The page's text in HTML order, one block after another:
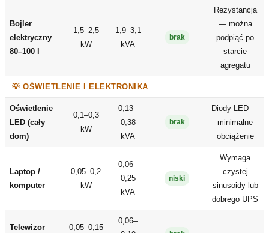
Bojler
elektryczny
80–100 l
1,5–2,5
kW
1,9–3,1
kVA
brak
Rezystancja
— można
podpiąć po
starcie
agregatu
💡 OŚWIETLENIE I ELEKTRONIKA
Oświetlenie
LED (cały
dom)
0,1–0,3
kW
0,13–
0,38
kVA
brak
Diody LED —
minimalne
obciążenie
Laptop /
komputer
0,05–0,2
kW
0,06–
0,25
kVA
niski
Wymaga
czystej
sinusoidy lub
dobrego UPS
Telewizor 0,05–0,15
0,06–